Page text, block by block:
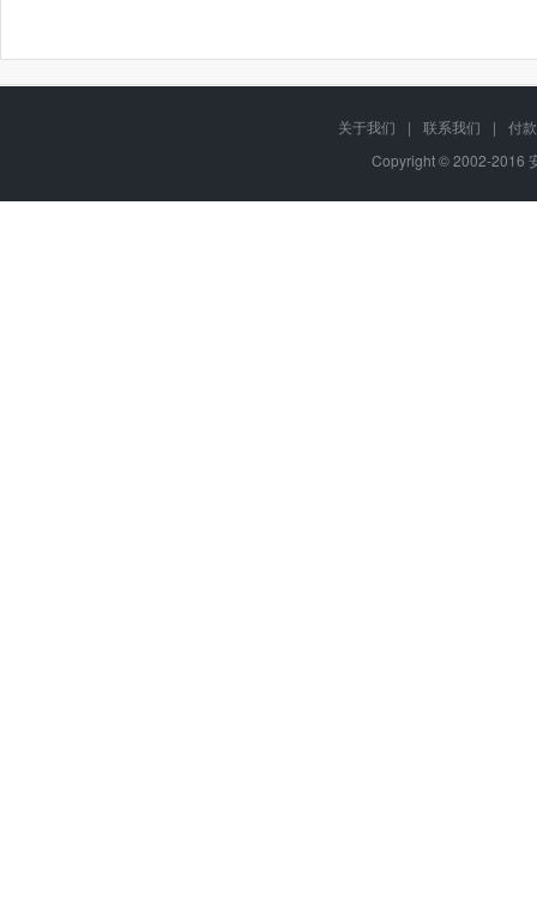
关于我们 | 联系我们 |
付
Copyright © 2002-2016